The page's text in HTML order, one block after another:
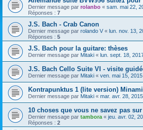
Dernier message par rolanbo « sam. mai 22,
Réponses : 7
J.S. Bach - Crab Canon
Dernier message par rolando V « lun. nov. 13,
Réponses : 5
J.S. Bach pour la guitare: thèses
Dernier message par Mitaki « lun. sept. 18,
J.S. Bach Cello Suite VI - visite
Dernier message par Mitaki « ven. mai 15,
Kontrapunktus 1 (lite version)
Dernier message par Mitaki « mar. avr. 28,
10 choses que vous ne savez pas
Dernier message par tambora « jeu. avr. 02,
Réponses : 2